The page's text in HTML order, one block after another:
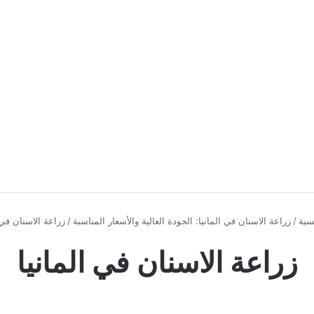
/ زراعة الاسنان في المانيا: الجودة العالية والأسعار المناسبة / زراعة الاسنان في
زراعة الاسنان في المانيا